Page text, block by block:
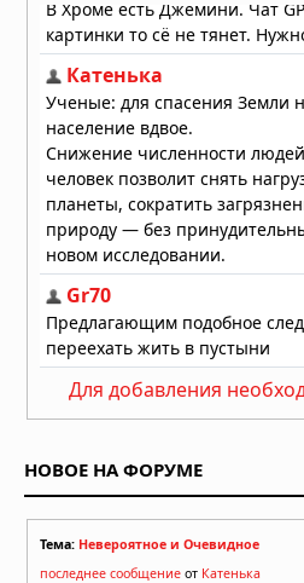
03.08.2026 в
Для добавления
НОВОЕ НА ФОРУМЕ
Тема: Невероятное и Очевидное
последнее сообщение от Катенька